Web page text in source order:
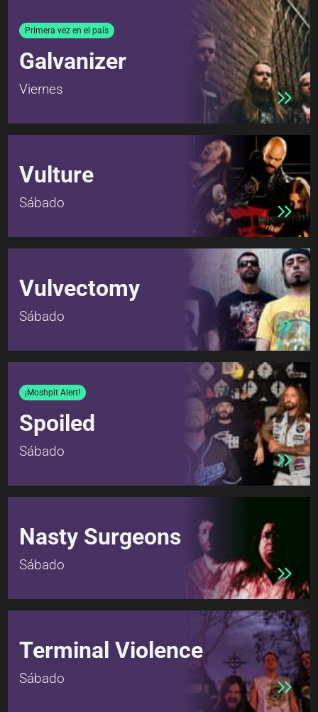
Primera vez en el país
Galvanizer
Viernes
Vulture
Sábado
Vulvectomy
Sábado
¡Moshpit Alert!
Spoiled
Sábado
Nasty Surgeons
Sábado
Terminal Violence
Sábado